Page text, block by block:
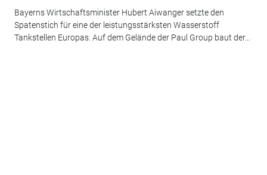
Bayerns Wirtschaftsminister Hubert Aiwanger setzte den
Spatenstich für eine der leistungsstärksten Wasserstoff
Tankstellen Europas. Auf dem Gelände der Paul Group baut der...